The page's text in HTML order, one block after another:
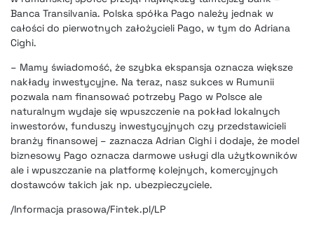
Banca Transilvania. Polska spółka Pago należy jednak w
całości do pierwotnych założycieli Pago, w tym do Adriana
Cighi.
– Mamy świadomość, że szybka ekspansja oznacza większe
nakłady inwestycyjne. Na teraz, nasz sukces w Rumunii
pozwala nam finansować potrzeby Pago w Polsce ale
naturalnym wydaje się wpuszczenie na pokład lokalnych
inwestorów, funduszy inwestycyjnych czy przedstawicieli
branży finansowej – zaznacza Adrian Cighi i dodaje, że model
biznesowy Pago oznacza darmowe usługi dla użytkowników
ale i wpuszczanie na platformę kolejnych, komercyjnych
dostawców takich jak np. ubezpieczyciele.
/Informacja prasowa/Fintek.pl/LP